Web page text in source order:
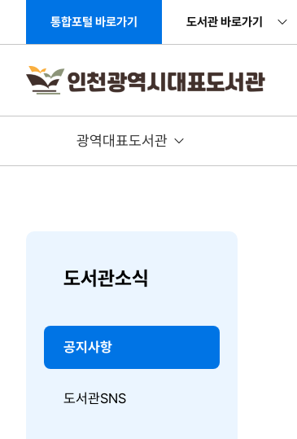
통합포털 바로가기 도서관 바로가기
광역대표도서관
도서관소식
공지사항
도서관SNS